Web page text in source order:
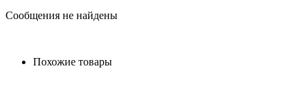
Сообщения не найдены
Похожие товары